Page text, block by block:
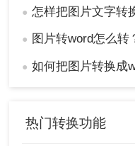
● 怎样把图片文字转换成
● 图片转word怎么转
● 如何把图片转换成word
热门转换功能